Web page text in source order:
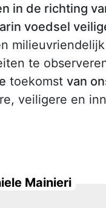
in de richting
voedsel
te
toekomst van
veiligere en
Mainieri